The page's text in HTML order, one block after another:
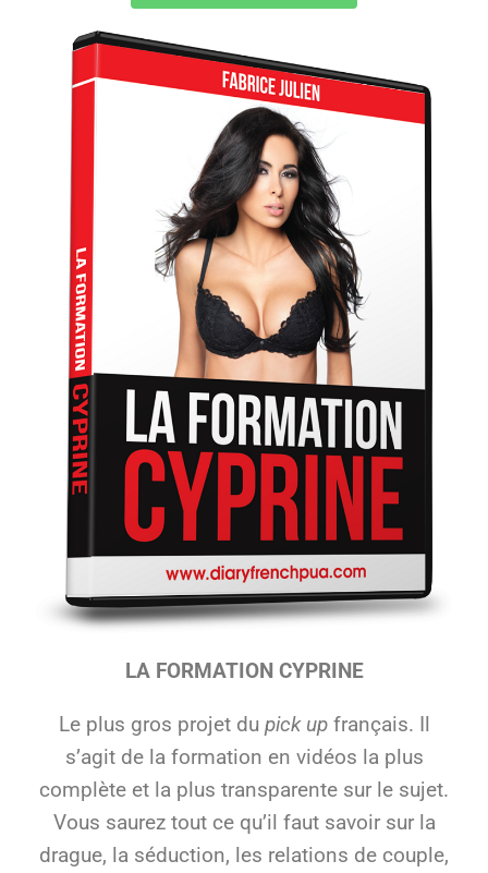
LA FORMATION CYPRINE
Le plus gros projet du pick upfrançais. Il
s’agit de la formation en vidéos la plus
complète et la plus transparente sur le sujet.
Vous saurez tout ce qu’il faut savoir sur la
drague, la séduction, les relations de couple,